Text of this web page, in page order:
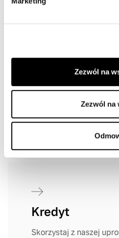
Zezwól na
Zezwól na
Sprawdź korzyści
kupna samochodu w
DOWIEDZ SIĘ WIĘCEJ
Kredyt
Skorzystaj z naszej